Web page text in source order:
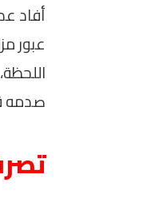
أفاد
عبور
صدمه